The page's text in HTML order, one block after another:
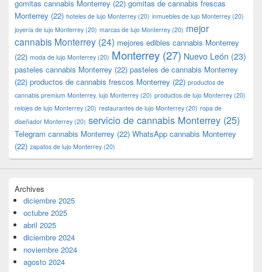
gomitas cannabis Monterrey (22) gomitas de cannabis frescas
Monterrey (22) hoteles de lujo Monterrey (20) inmuebles de lujo Monterrey (20)
joyería de lujo Monterrey (20) marcas de lujo Monterrey (20) mejor
cannabis Monterrey (24) mejores edibles cannabis Monterrey
(22) moda de lujo Monterrey (20) Monterrey (27) Nuevo León (23)
pasteles cannabis Monterrey (22) pasteles de cannabis Monterrey
(22) productos de cannabis frescos Monterrey (22) productos de
cannabis premium Monterrey. lujo Monterrey (20) productos de lujo Monterrey (20)
relojes de lujo Monterrey (20) restaurantes de lujo Monterrey (20) ropa de
diseñador Monterrey (20) servicio de cannabis Monterrey (25)
Telegram cannabis Monterrey (22) WhatsApp cannabis Monterrey
(22) zapatos de lujo Monterrey (20)
Archives
diciembre 2025
octubre 2025
abril 2025
diciembre 2024
noviembre 2024
agosto 2024